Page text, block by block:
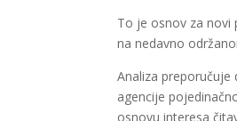
To je osnov za novi
na nedavno
Analiza
agencije
osnovu interesa